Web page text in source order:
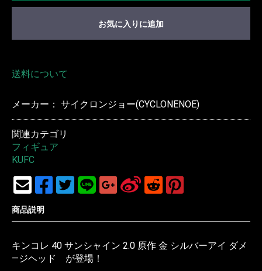
お気に入りに追加
送料について
メーカー： サイクロンジョー(CYCLONENOE)
関連カテゴリ
フィギュア
KUFC
商品説明
キンコレ 40 サンシャイン 2.0 原作 金 シルバーアイ ダメ
―ジヘッド が登場！